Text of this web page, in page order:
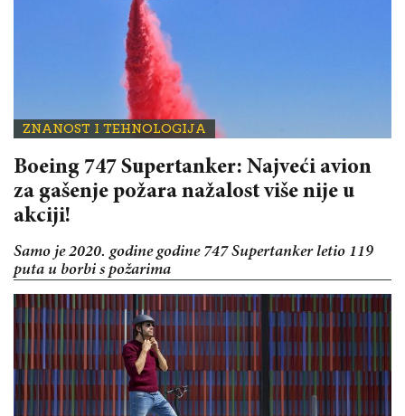
ZNANOST I TEHNOLOGIJA
Boeing 747 Supertanker: Najveći avion
za gašenje požara nažalost više nije u
akciji!
Samo je 2020. godine godine 747 Supertanker letio 119
puta u borbi s požarima